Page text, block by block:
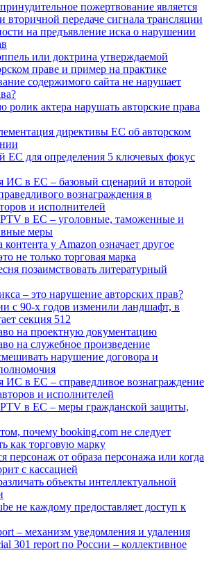
пожертвование является
вторичной передаче сигнала трансляции
на предъявление иска о нарушении
или доктрина утверждаемой
праве и пример на практике
содержимого сайта не нарушает
ролик актера нарушать авторские права
директивы ЕС об авторском
ЕС для определения 5 ключевых фокус
ИС в ЕС – базовый сценарий и второй
вознаграждения в
и исполнителей
в ЕС – уголовные, таможенные и
меры
контента у Amazon означает другое
не только торговая марка
позаимствовать литературный
– это нарушение авторских прав?
с 90-х годов изменили ландшафт, в
секция 512
на проектную документацию
на служебное произведение
нарушение договора и
ИС в ЕС – справедливое вознаграждение
и исполнителей
в ЕС – меры гражданской защиты,
почему booking.com не следует
как торговую марку
персонаж от образа персонажа или когда
с кассацией
объекты интеллектуальной
не каждому предоставляет доступ к
– механизм уведомления и удаления
301 report по России – коллективное